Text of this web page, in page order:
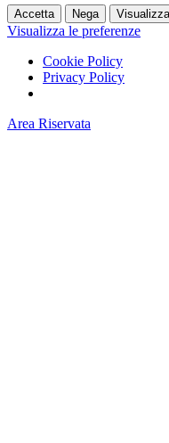
Accetta Nega
Visualizza le preferenze
Cookie Policy
Privacy Policy
Area Riservata